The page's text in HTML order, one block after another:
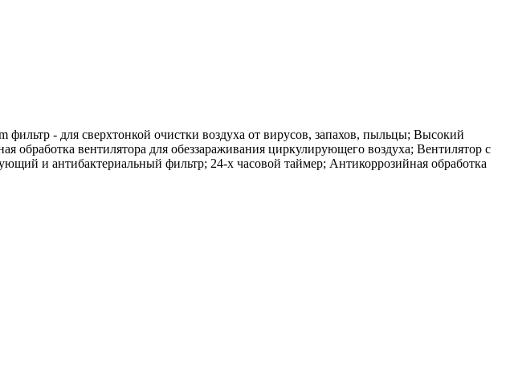
- для сверхтонкой очистки воздуха от вирусов, запахов, пыльцы; Высокий
вентилятора для обеззараживания циркулирующего воздуха; Вентилятор с
и антибактериальный фильтр; 24-х часовой таймер; Антикоррозийная обработка